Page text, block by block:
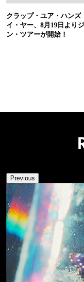
クラップ・ユア・ハンズ
イ・ヤー、8月19日より
ン・ツアーが開始！
Previous